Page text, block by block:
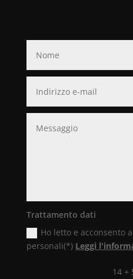
Trattamento dati
Ho letto e acconsento
personali(*) Leggi
14 +